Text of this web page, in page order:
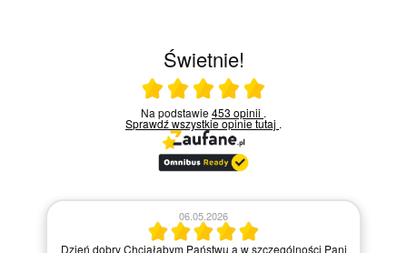
Świetnie!
Ocena średnia 5 na 5
Na podstawie453 opinii .
Sprawdź wszystkie opinietutaj .
06.05.2026
Dzień dobry Chciałabym Państwu a w szczególności Pani